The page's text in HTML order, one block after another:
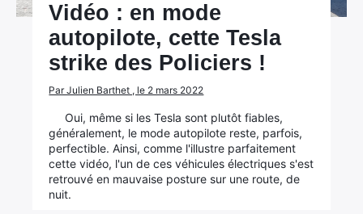
Vidéo : en mode
autopilote, cette Tesla
strike des Policiers !
Par Julien Barthet , le 2 mars 2022
Oui, même si les Tesla sont plutôt fiables,
généralement, le mode autopilote reste, parfois,
perfectible. Ainsi, comme l'illustre parfaitement
cette vidéo, l'un de ces véhicules électriques s'est
retrouvé en mauvaise posture sur une route, de
nuit.
Rechercher